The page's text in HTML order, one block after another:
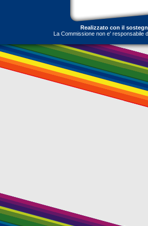
Realizzato con il
La Commissione non e' responsabile